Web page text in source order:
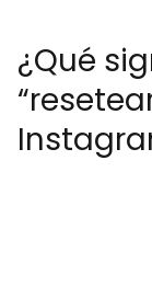
¿Qué